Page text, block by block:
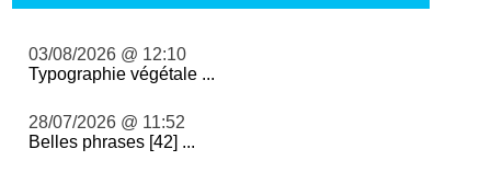
03/08/2026 @ 12:10
Typographie végétale ...
28/07/2026 @ 11:52
Belles phrases [42] ...